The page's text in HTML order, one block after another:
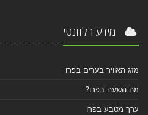
מידע רלוונטי
מזג האוויר בערים בפרו
מה השעה בפרו?
ערך מטבע בפרו